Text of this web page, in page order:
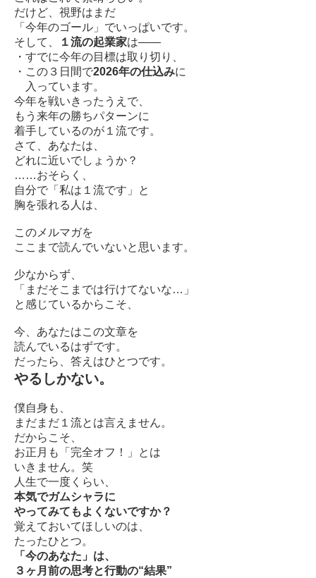
だけど、視野はまだ
「今年のゴール」でいっぱいです。
そして、
１流の起業家は――
・すでに今年の目標は取り切り、
・この３日間で2026年の仕込みに
入っています。
今年を戦いきったうえで、
もう来年の勝ちパターンに
着手しているのが１流です。
さて、あなたは、
どれに近いでしょうか？
……おそらく、
自分で「私は１流です」と
胸を張れる人は、
このメルマガを
ここまで読んでいないと思います。
少なからず、
「まだそこまでは行けてないな…」
と感じているからこそ、
今、あなたはこの文章を
読んでいるはずです。
だったら、答えはひとつです。
やるしかない。
僕自身も、
まだまだ１流とは言えません。
だからこそ、
お正月も「完全オフ！」とは
いきません。笑
人生で一度くらい、
本気でガムシャラに
やってみてもよくないですか？
覚えておいてほしいのは、
たったひとつ。
「今のあなた」は、
３ヶ月前の思考と行動の“結果”